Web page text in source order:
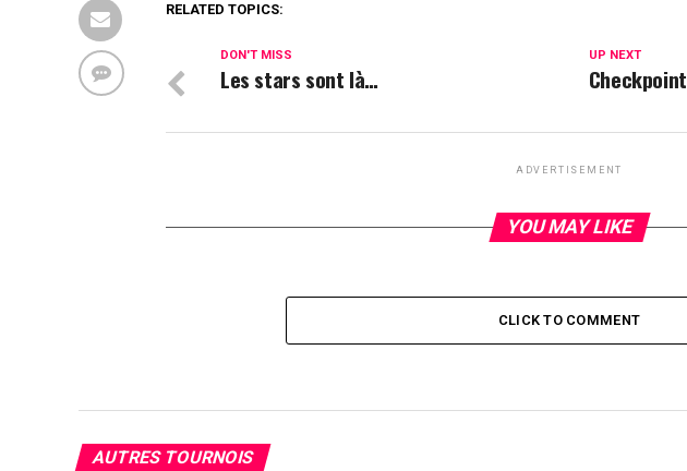
RELATED TOPICS:
UP NEXT
Checkpoint
DON'T MISS
Les stars sont là…
ADVERTISEMENT
YOU MAY LIKE
CLICK TO COMMENT
AUTRES TOURNOIS